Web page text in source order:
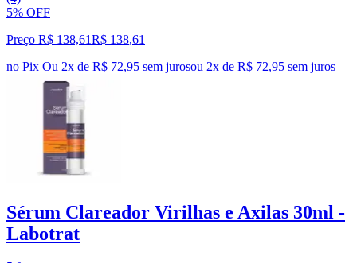
5% OFF
Preço R$ 138,61R$ 138,61
no Pix Ou 2x de R$ 72,95 sem jurosou 2x de R$ 72,95 sem juros
Sérum Clareador Virilhas e Axilas 30ml -
Labotrat